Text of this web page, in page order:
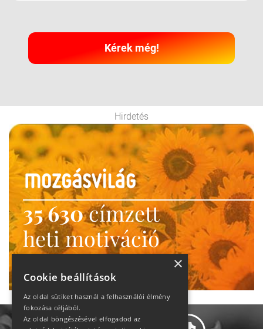
Kérek még!
Hirdetés
35 630címzett
heti motiváció
Ne maradj le!
×
Cookie beállítások
Az oldal sütiket használ a felhasználói élmény
fokozása céljából.
Az oldal böngészésével elfogadod az